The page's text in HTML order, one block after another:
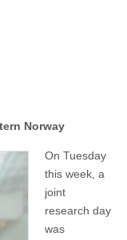
Norway
On Tuesday
this week, a
joint
research day
was